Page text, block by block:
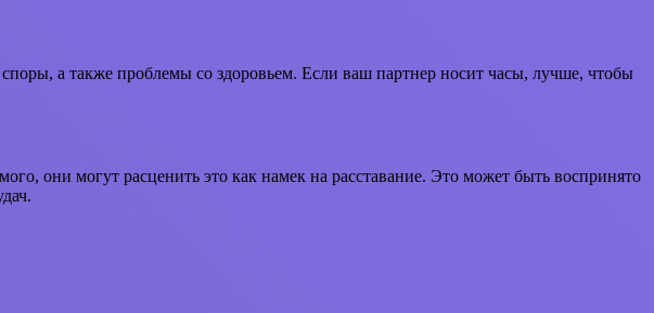
а также проблемы со здоровьем. Если ваш партнер носит часы, лучше, чтобы
они могут расценить это как намек на расставание. Это может быть воспринято